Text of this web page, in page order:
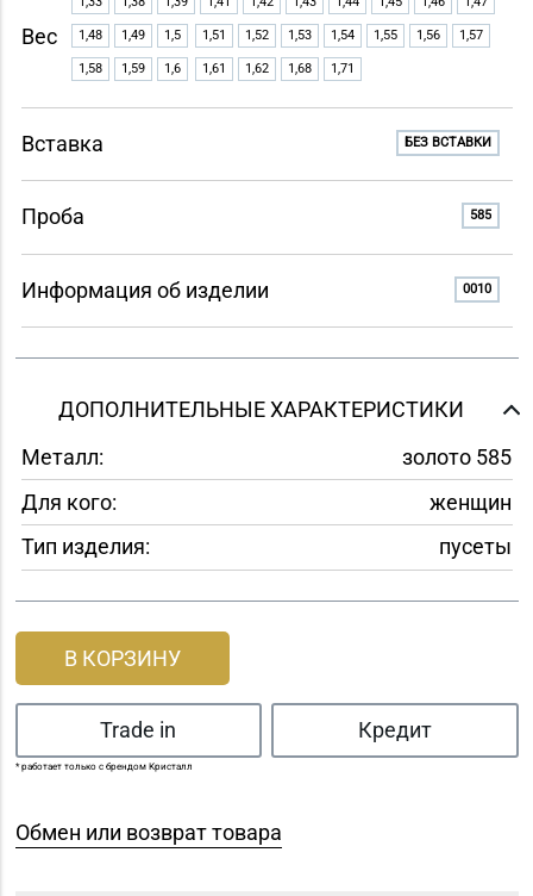
Вес 1,48 1,49 1,5 1,51 1,52 1,53 1,54 1,55 1,56 1,57
1,58 1,59 1,6 1,61 1,62 1,68 1,71
Вставка БЕЗ ВСТАВКИ
Проба 585
Информация об изделии 0010
ДОПОЛНИТЕЛЬНЫЕ ХАРАКТЕРИСТИКИ
Металл:
золото 585
Для кого:
женщин
Тип изделия:
пусеты
В КОРЗИНУ
Trade in Кредит
* работает только с брендом Кристалл
Обмен или возврат товара